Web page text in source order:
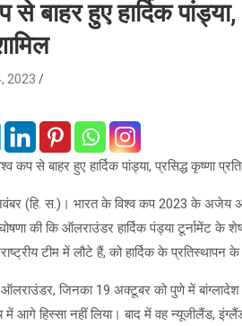
से बाहर हुए हार्दिक
2023
कप से बाहर हुए हार्दिक पांड्या, प्रसिद्ध कृष्णा
(हि. स.)। भारत के विश्व कप 2023 के अजेय
की कि ऑलराउंडर हार्दिक पंड्या टूर्नामेंट के
टीम में लौटे हैं, को हार्दिक के प्रतिस्थापन
ऑलराउंडर, जिनका 19 अक्टूबर को पुणे में
आगे हिस्सा नहीं लिया। बाद में वह न्यूजीलैंड,